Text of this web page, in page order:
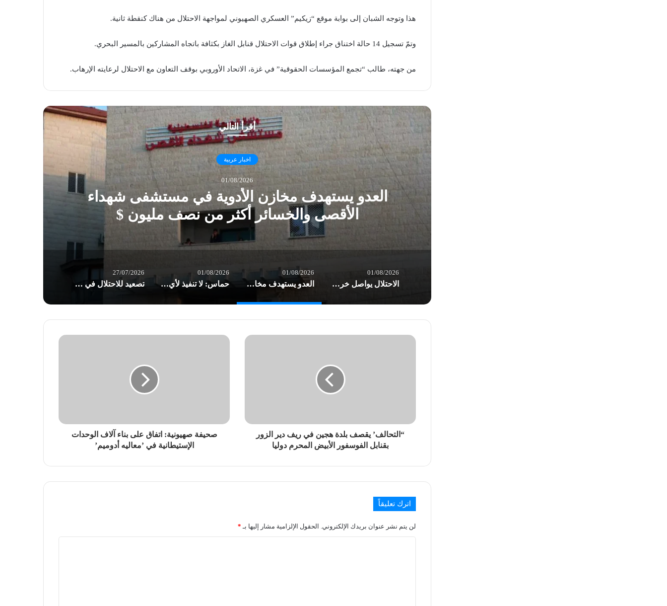
هذا وتوجه الشبان إلى بوابة موقع “زيكيم” العسكري الصهيوني لمواجهة الاحتلال من هناك كنقطة ثانية.
وتمّ تسجيل 14 حالة اختناق جراء إطلاق قوات الاحتلال قنابل الغاز بكثافة باتجاه المشاركين بالمسير البحري.
من جهته، طالب “تجمع المؤسسات الحقوقية” في غزة، الاتحاد الأوروبي بوقف التعاون مع الاحتلال لرعايته الإرهاب.
أقرأ التالي
اخبار عربية
01/08/2026
العدو يستهدف مخازن الأدوية في مستشفى شهداء
الأقصى والخسائر أكثر من نصف مليون $
01/08/2026
الاحتلال يواصل خرق الهدنة في غزة.. شهداء وعشرات الإصابات بغارات العدو
01/08/2026
العدو يستهدف مخازن الأدوية في مستشفى شهداء الأقصى والخسائر أكثر من نصف مليون $
01/08/2026
حماس: لا تنفيذ لأي خطوة بشأن حصر السلاح قبل انسحاب الاحتلال من قطاع غزة
27/07/2026
تصعيد للاحتلال في الضفة: اقتحامات واعتقالات وسيدة فلسطينية تفقد جنينها بسبب الحواجز
“التحالف’ يقصف بلدة هجين في ريف دير الزور
بقنابل الفوسفور الأبيض المحرم دوليا
صحيفة صهيونية: اتفاق على بناء آلاف الوحدات
الإستيطانية في ’معاليه أدوميم’
اترك تعليقاً
لن يتم نشر عنوان بريدك الإلكتروني. الحقول الإلزامية مشار إليها بـ *